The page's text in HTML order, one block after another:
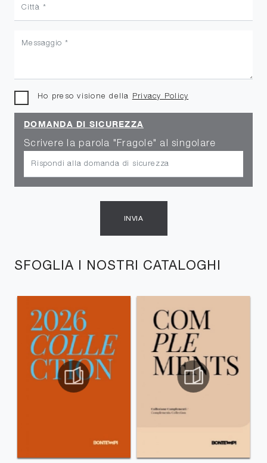
SFOGLIA I NOSTRI CATALOGHI
Ho preso visione della Privacy Policy
DOMANDA DI SICUREZZA
Scrivere la parola "Fragole" al singolare
INVIA